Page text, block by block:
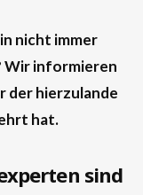
nicht immer
Wir informieren
der hierzulande
hat.
sind